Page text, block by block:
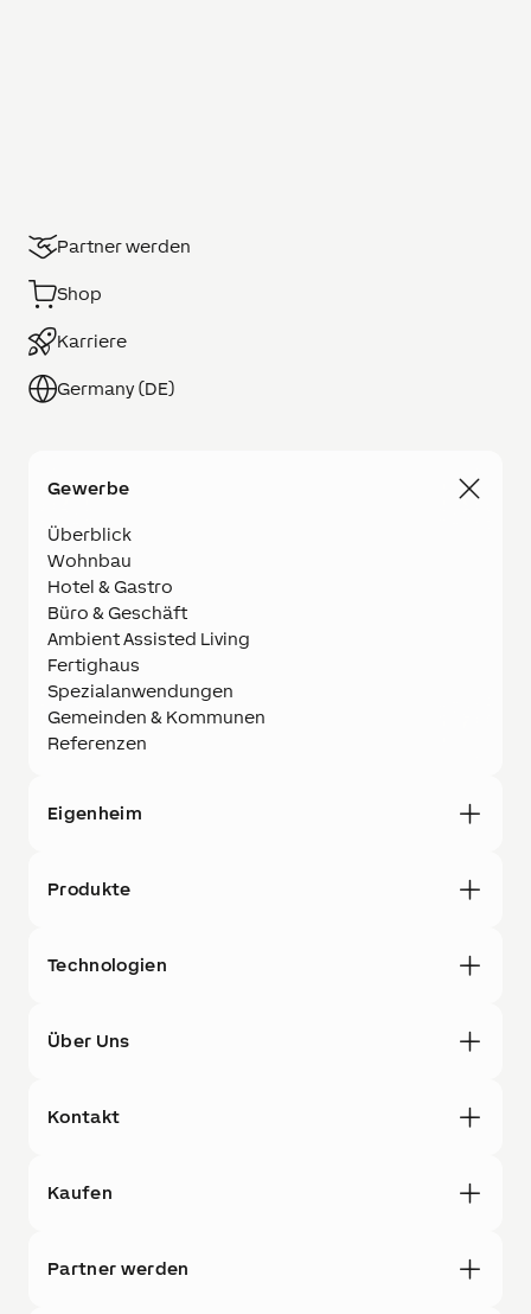
Partner werden
Shop
Karriere
Germany (DE)
Gewerbe
Überblick
Wohnbau
Hotel & Gastro
Büro & Geschäft
Ambient Assisted Living
Fertighaus
Spezialanwendungen
Gemeinden & Kommunen
Referenzen
Eigenheim
Produkte
Technologien
Über Uns
Kontakt
Kaufen
Partner werden